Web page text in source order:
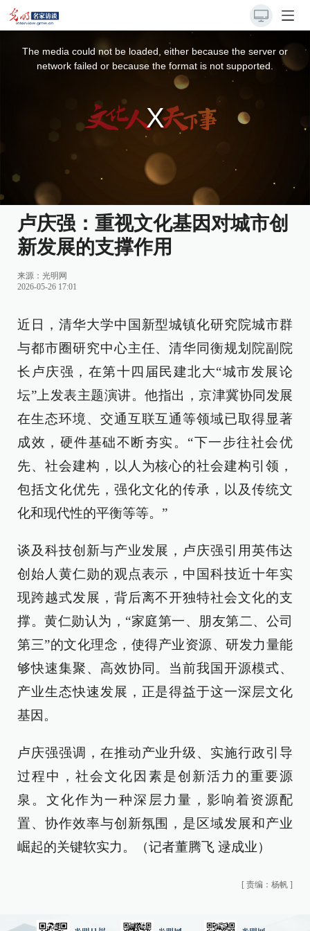
The media could not be loaded, either because the server or
network failed or because the format is not supported.
卢庆强：重视文化基因对城市创
新发展的支撑作用
来源： 光明网
2026-05-26 17:01
近日，清华大学中国新型城镇化研究院城市群
与都市圈研究中心主任、清华同衡规划院副院
长卢庆强，在第十四届民建北大“城市发展论
坛”上发表主题演讲。他指出，京津冀协同发展
在生态环境、交通互联互通等领域已取得显著
成效，硬件基础不断夯实。“下一步往社会优
先、社会建构，以人为核心的社会建构引领，
包括文化优先，强化文化的传承，以及传统文
化和现代性的平衡等等。”
谈及科技创新与产业发展，卢庆强引用英伟达
创始人黄仁勋的观点表示，中国科技近十年实
现跨越式发展，背后离不开独特社会文化的支
撑。黄仁勋认为，“家庭第一、朋友第二、公司
第三”的文化理念，使得产业资源、研发力量能
够快速集聚、高效协同。当前我国开源模式、
产业生态快速发展，正是得益于这一深层文化
基因。
卢庆强强调，在推动产业升级、实施行政引导
过程中，社会文化因素是创新活力的重要源
泉。文化作为一种深层力量，影响着资源配
置、协作效率与创新氛围，是区域发展和产业
崛起的关键软实力。（记者董腾飞 逯成业）
[ 责编：杨帆 ]